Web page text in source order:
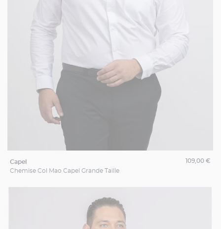
capel
Chemise Col Mao Capel Grande Taille
109,00 €